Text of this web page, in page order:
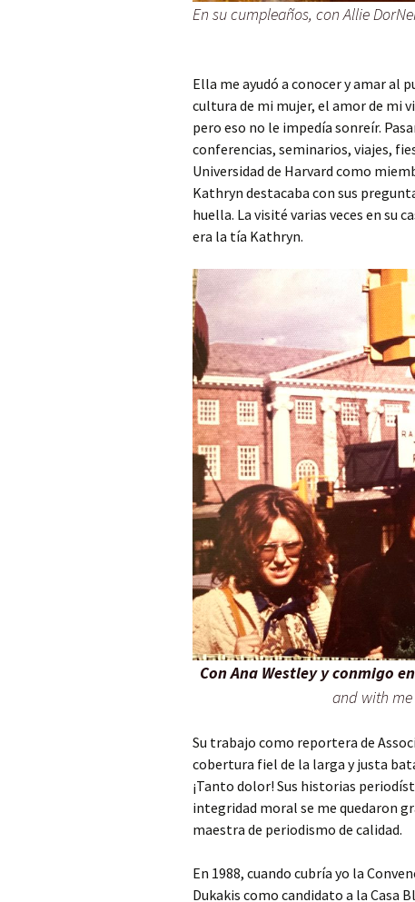
En su cumpleaños, con Allie
Ella me ayudó a conocer y amar al
cultura de mi mujer, el amor de mi
pero eso no le impedía sonreír.
conferencias, seminarios, viajes,
Universidad de Harvard como
Kathryn destacaba con sus
huella. La visité varias veces en su
era la tía Kathryn.
Con Ana Westley y conmigo
and with me
Su trabajo como reportera de
cobertura fiel de la larga y justa
¡Tanto dolor! Sus historias
integridad moral se me quedaron
maestra de periodismo de calidad.
En 1988, cuando cubría yo la
Dukakis como candidato a la Casa